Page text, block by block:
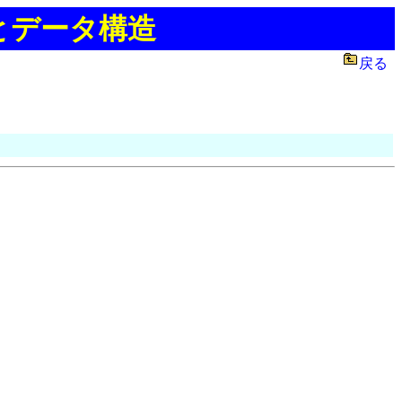
データ構造
戻る